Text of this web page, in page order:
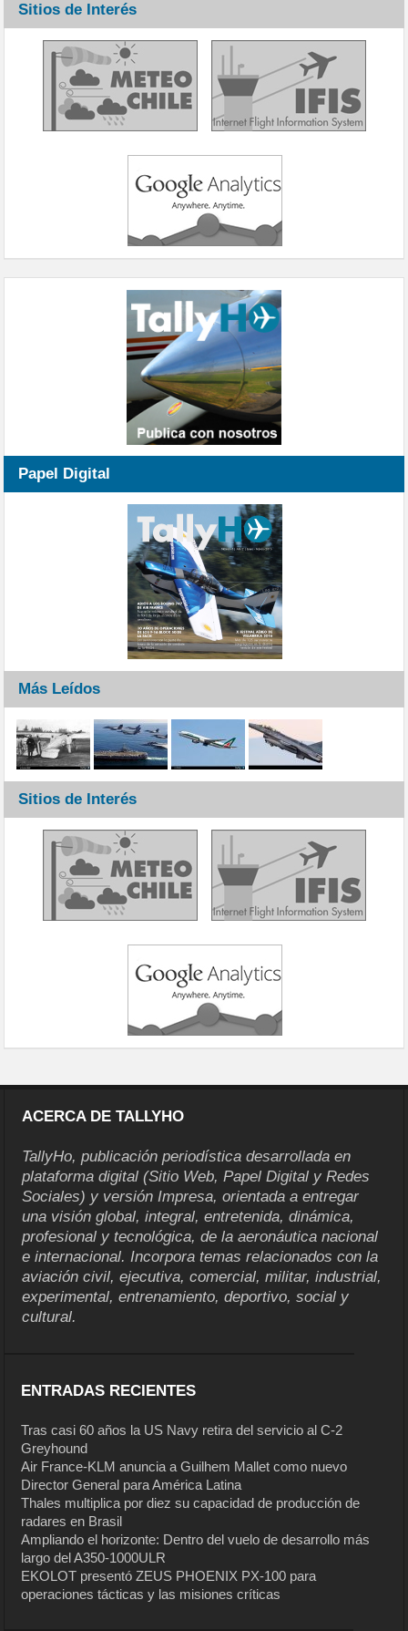
Sitios de Interés
Papel Digital
Más Leídos
Sitios de Interés
ACERCA DE TALLYHO
TallyHo, publicación periodística desarrollada en
plataforma digital (Sitio Web, Papel Digital y Redes
Sociales) y versión Impresa, orientada a entregar
una visión global, integral, entretenida, dinámica,
profesional y tecnológica, de la aeronáutica nacional
e internacional. Incorpora temas relacionados con la
aviación civil, ejecutiva, comercial, militar, industrial,
experimental, entrenamiento, deportivo, social y
cultural.
ENTRADAS RECIENTES
Tras casi 60 años la US Navy retira del servicio al C-2
Greyhound
Air France-KLM anuncia a Guilhem Mallet como nuevo
Director General para América Latina
Thales multiplica por diez su capacidad de producción de
radares en Brasil
Ampliando el horizonte: Dentro del vuelo de desarrollo más
largo del A350-1000ULR
EKOLOT presentó ZEUS PHOENIX PX-100 para
operaciones tácticas y las misiones críticas